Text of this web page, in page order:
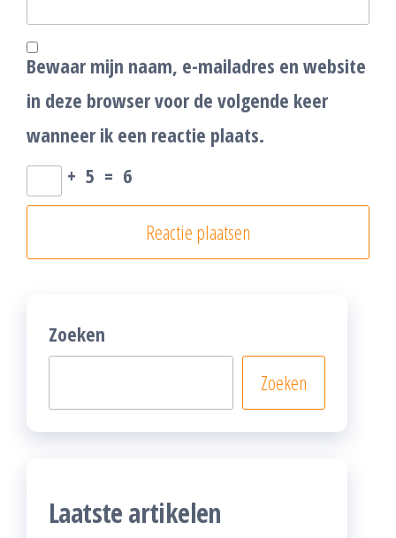
Bewaar mijn naam, e-mailadres en website
in deze browser voor de volgende keer
wanneer ik een reactie plaats.
+ 5 = 6
Zoeken
Zoeken
Laatste artikelen